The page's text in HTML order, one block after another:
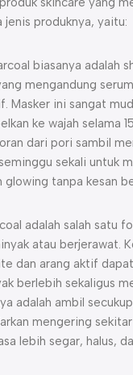
produknya, yaitu:
biasanya adalah
mengandung
Masker ini sangat
ke wajah selama
dari pori sambil
sekali untuk
tanpa kesan
adalah salah satu
atau berjerawat.
dan arang aktif
berlebih sekaligus
adalah ambil
mengering sekitar
lebih segar, halus,